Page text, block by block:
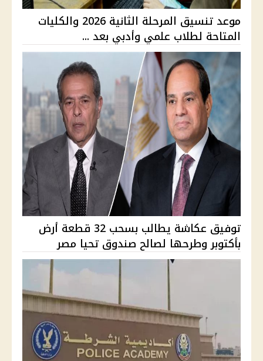
موعد تنسيق المرحلة الثانية 2026 والكليات
المتاحة لطلاب علمي وأدبي بعد ...
توفيق عكاشة يطالب بسحب 32 قطعة أرض
بأكتوبر وطرحها لصالح صندوق تحيا مصر